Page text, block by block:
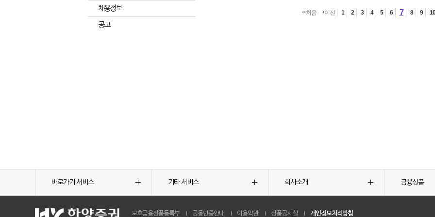
채용정보
공고
처음 이전 1 2 3 4 5 6 7 8 9 10
바로가기 서비스 기타 서비스 회사소개 금융상품
보호금융상품등록부 공동인증안내 이용약관 상품공시실 개인정보처리방침